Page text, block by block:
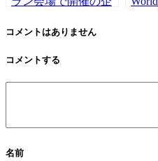
ーで音響オペレーシ
した。
コメントはありません
コメントする
名前